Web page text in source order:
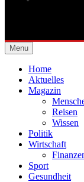
Zeitung
Menu
Home
Aktuelles
Magazin
Reisen
Wissen
Politik
Wirtschaft
Sport
Gesundheit